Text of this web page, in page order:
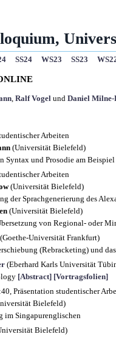
SS24 WS23 SS23
, Ralf Vogel und Daniel Milne-
Arbeiten
(Universität Bielefeld)
Syntax und Prosodie am
Arbeiten
(Universität Bielefeld)
der Sprachgenerierung des
(Universität Bielefeld)
von Regional- oder
(Goethe-Universität Frankfurt)
(Rebracketing) und
(Eberhard Karls Universität
[Abstract] [Vortragsfolien]
Präsentation studentischer
Bielefeld)
im Singapurenglischen
Bielefeld)